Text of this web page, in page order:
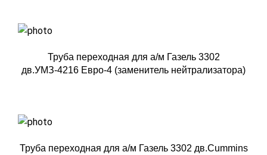
Труба переходная для а/м Газель 3302
дв.УМЗ-4216 Евро-4 (заменитель нейтрализатора)
Труба переходная для а/м Газель 3302 дв.Cummins